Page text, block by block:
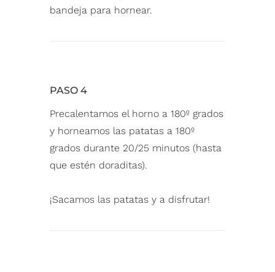
bandeja para hornear.⁠
PASO 4
Precalentamos el horno a 180º grados
y horneamos las patatas a 180º
grados durante 20/25 minutos (hasta
que estén doraditas).⁠
¡Sacamos las patatas y a disfrutar!⁠